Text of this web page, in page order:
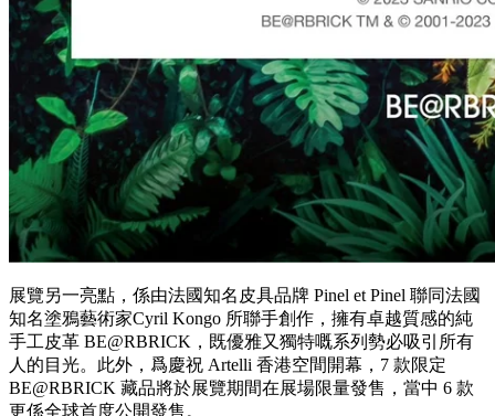
展覽另一亮點，係由法國知名皮具品牌 Pinel et Pinel 聯同法國
知名塗鴉藝術家Cyril Kongo 所聯手創作，擁有卓越質感的純
手工皮革 BE@RBRICK，既優雅又獨特嘅系列勢必吸引所有
人的目光。此外，爲慶祝 Artelli 香港空間開幕，7 款限定
BE@RBRICK 藏品將於展覽期間在展場限量發售，當中 6 款
更係全球首度公開發售。